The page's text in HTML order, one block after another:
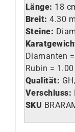
Länge: 18
Breit: 4.30
Steine:
Diamanten
Rubin =
Qualität:
Verschluss:
SKU